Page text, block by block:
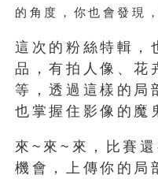
的角度，你也會發現
這次的粉絲特輯，
品，有拍人像、花
等，透過這樣的局
也掌握住影像的魔
來~來~來，比賽
機會，上傳你的局